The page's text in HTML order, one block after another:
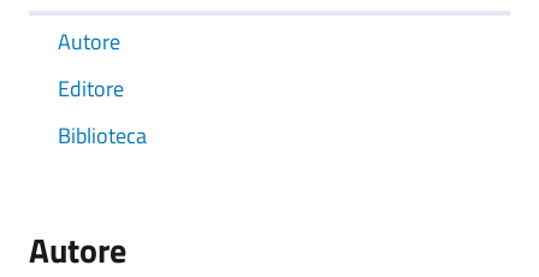
Autore
Editore
Biblioteca
Autore